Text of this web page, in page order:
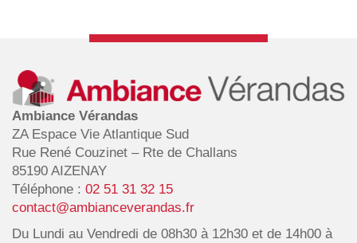
Ambiance Vérandas
ZA Espace Vie Atlantique Sud
Rue René Couzinet – Rte de Challans
85190 AIZENAY
Téléphone : 02 51 31 32 15
contact@ambianceverandas.fr
Du Lundi au Vendredi de 08h30 à 12h30 et de 14h00 à